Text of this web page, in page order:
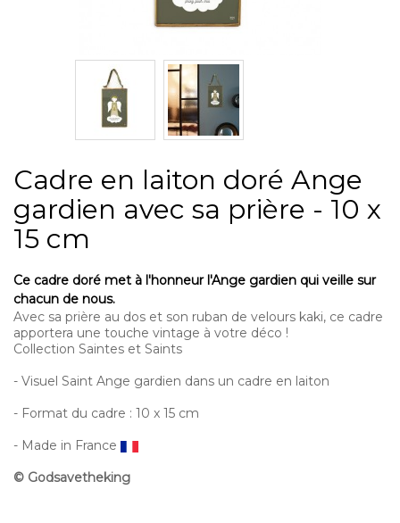
Cadre en laiton doré Ange
gardien avec sa prière - 10 x
15 cm
Ce cadre doré met à l'honneur l'Ange gardien qui veille sur
chacun de nous.
Avec sa prière au dos et son ruban de velours kaki, ce cadre
apportera une touche vintage à votre déco !
Collection Saintes et Saints
- Visuel Saint Ange gardien dans un cadre en laiton
- Format du cadre : 10 x 15 cm
- Made in France
© Godsavetheking